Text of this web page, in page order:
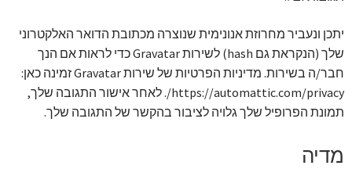
מתנות בראשון לציון
תשלום
מחירון משלוחי בלונים
יתכן ונעביר מחרוזת אנונימית שנוצרה מכתובת הדואר האלקטרוני
שלך (הנקראת גם hash) לשירות Gravatar כדי לראות אם הנך
חבר/ה בשירות. מדיניות הפרטיות של שירות Gravatar זמינה כאן:
https://automattic.com/privacy/. לאחר אישור התגובה שלך,
תמונת הפרופיל שלך גלויה לציבור בהקשר של התגובה שלך.
מדיה